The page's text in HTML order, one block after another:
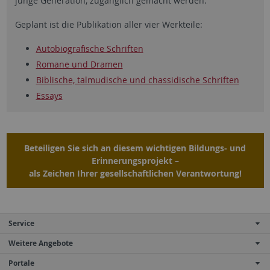
Geplant ist die Publikation aller vier Werkteile:
Autobiografische Schriften
Romane und Dramen
Biblische, talmudische und chassidische Schriften
Essays
Beteiligen Sie sich an diesem wichtigen Bildungs- und
Erinnerungsprojekt –
als Zeichen Ihrer gesellschaftlichen Verantwortung!
Service
Weitere Angebote
Portale